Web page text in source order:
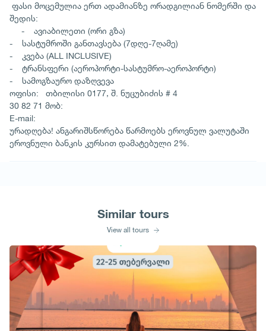
ფასი მოცემულია ერთ ადამიანზე ორადგილიან ნომერში და
შედის:
- ავიაბილეთი (ორი გზა)
- სასტუმროში განთავსება (7დღე-7ღამე)
- კვება (ALL INCLUSIVE)
- ტრანსფერი (აეროპორტი-სასტუმრო-აეროპორტი)
- სამოგზაურო დაზღვევა
ოფისი: თბილისი 0177, შ. ნუცუბიძის # 4
30 82 71 მობ:
E-mail:
ურადღება! ანგარიშსწორება წარმოებს ეროვნულ ვალუტაში
ეროვნული ბანკის კურსით დამატებული 2%.
Similar tours
View all tours